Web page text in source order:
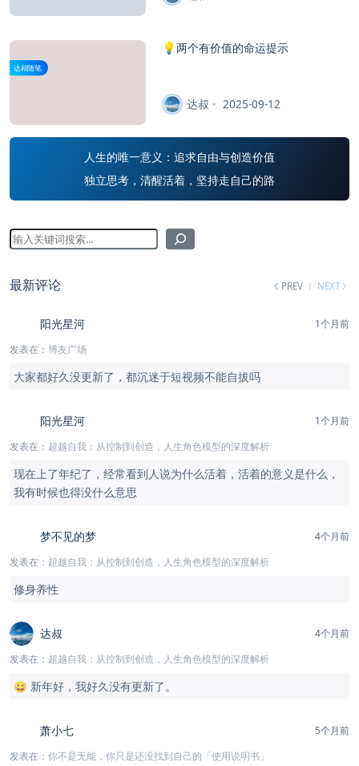
达叔随笔
💡两个有价值的命运提示
达叔 2025-09-12
人生的唯一意义：追求自由与创造价值
独立思考，清醒活着，坚持走自己的路
最新评论 PREV NEXT
阳光星河
1个月前
发表在： 博友广场
大家都好久没更新了，都沉迷于短视频不能自拔吗
阳光星河
1个月前
发表在： 超越自我：从控制到创造，人生角色模型的深度解析
现在上了年纪了，经常看到人说为什么活着，活着的意义是什么，
我有时候也得没什么意思
梦不见的梦
4个月前
发表在： 超越自我：从控制到创造，人生角色模型的深度解析
修身养性
达叔
4个月前
发表在： 超越自我：从控制到创造，人生角色模型的深度解析
😄 新年好，我好久没有更新了。
萧小七
5个月前
发表在： 你不是无能，你只是还没找到自己的「使用说明书」